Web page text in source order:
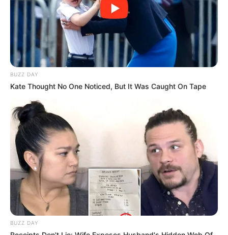
BUZZ DAY
Kate Thought No One Noticed, But It Was Caught On Tape
BUZZ DAY